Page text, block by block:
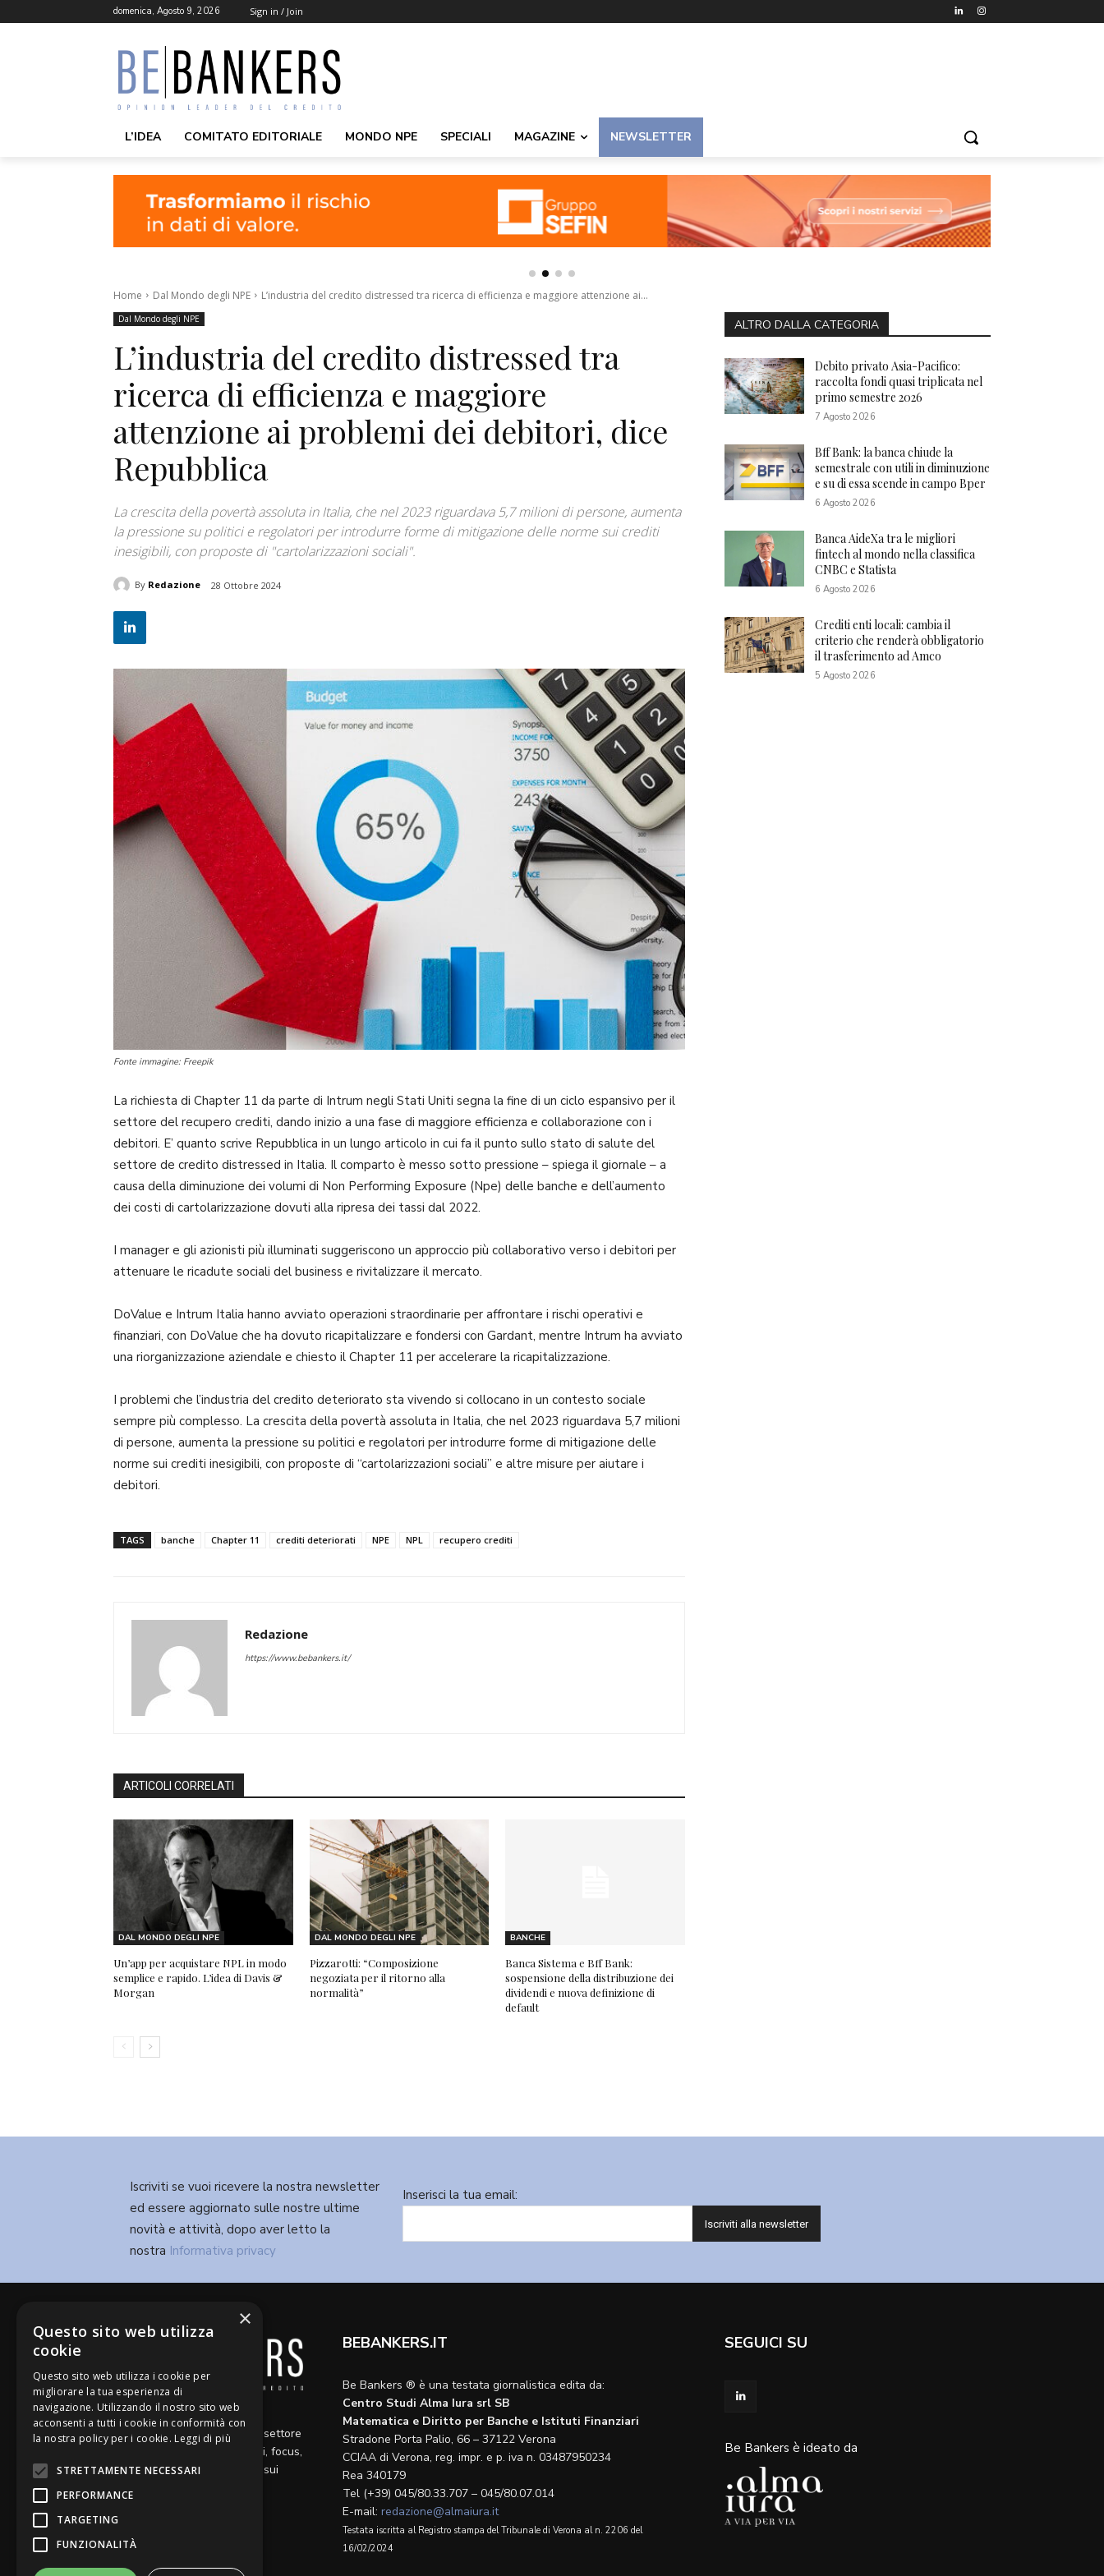
domenica, Agosto 9, 2026 Sign in / Join
L’IDEA COMITATO EDITORIALE MONDO NPE SPECIALI MAGAZINE NEWSLETTER
Home Dal Mondo degli NPE L’industria del credito distressed tra ricerca di efficienza e maggiore attenzione ai...
Dal Mondo degli NPE
L’industria del credito distressed tra
ricerca di efficienza e maggiore
attenzione ai problemi dei debitori, dice
Repubblica
La crescita della povertà assoluta in Italia, che nel 2023 riguardava 5,7 milioni di persone, aumenta
la pressione su politici e regolatori per introdurre forme di mitigazione delle norme sui crediti
inesigibili, con proposte di "cartolarizzazioni sociali".
By Redazione 28 Ottobre 2024
Fonte immagine: Freepik
La richiesta di Chapter 11 da parte di Intrum negli Stati Uniti segna la fine di un ciclo espansivo per il
settore del recupero crediti, dando inizio a una fase di maggiore efficienza e collaborazione con i
debitori. E’ quanto scrive Repubblica in un lungo articolo in cui fa il punto sullo stato di salute del
settore de credito distressed in Italia. Il comparto è messo sotto pressione – spiega il giornale – a
causa della diminuzione dei volumi di Non Performing Exposure (Npe) delle banche e dell’aumento
dei costi di cartolarizzazione dovuti alla ripresa dei tassi dal 2022.
I manager e gli azionisti più illuminati suggeriscono un approccio più collaborativo verso i debitori per
attenuare le ricadute sociali del business e rivitalizzare il mercato.
DoValue e Intrum Italia hanno avviato operazioni straordinarie per affrontare i rischi operativi e
finanziari, con DoValue che ha dovuto ricapitalizzare e fondersi con Gardant, mentre Intrum ha avviato
una riorganizzazione aziendale e chiesto il Chapter 11 per accelerare la ricapitalizzazione.
I problemi che l’industria del credito deteriorato sta vivendo si collocano in un contesto sociale
sempre più complesso. La crescita della povertà assoluta in Italia, che nel 2023 riguardava 5,7 milioni
di persone, aumenta la pressione su politici e regolatori per introdurre forme di mitigazione delle
norme sui crediti inesigibili, con proposte di “cartolarizzazioni sociali” e altre misure per aiutare i
debitori.
TAGS banche Chapter 11 crediti deteriorati NPE NPL recupero crediti
Redazione
https://www.bebankers.it/
ARTICOLI CORRELATI
DAL MONDO DEGLI NPE
Un’app per acquistare NPL in modo
semplice e rapido. L’idea di Davis &
Morgan
DAL MONDO DEGLI NPE
Pizzarotti: “Composizione
negoziata per il ritorno alla
normalità”
BANCHE
Banca Sistema e Bff Bank:
sospensione della distribuzione dei
dividendi e nuova definizione di
default
ALTRO DALLA CATEGORIA
Debito privato Asia-Pacifico:
raccolta fondi quasi triplicata nel
primo semestre 2026
7 Agosto 2026
Bff Bank: la banca chiude la
semestrale con utili in diminuzione
e su di essa scende in campo Bper
6 Agosto 2026
Banca AideXa tra le migliori
fintech al mondo nella classifica
CNBC e Statista
6 Agosto 2026
Crediti enti locali: cambia il
criterio che renderà obbligatorio
il trasferimento ad Amco
5 Agosto 2026
Iscriviti se vuoi ricevere la nostra newsletter
ed essere aggiornato sulle nostre ultime
novità e attività, dopo aver letto la
nostra Informativa privacy
Inserisci la tua email:
Diamo voce a riflessioni,
aggiornamenti e opinioni sul settore
del credito, ospitando articoli, focus,
approfondimenti e interviste sui
BEBANKERS.IT
Be Bankers ® è una testata giornalistica edita da:
Centro Studi Alma Iura srl SB
Matematica e Diritto per Banche e Istituti Finanziari
Stradone Porta Palio, 66 – 37122 Verona
CCIAA di Verona, reg. impr. e p. iva n. 03487950234
Rea 340179
Tel (+39) 045/80.33.707 – 045/80.07.014
E-mail: redazione@almaiura.it
Testata iscritta al Registro stampa del Tribunale di Verona al n. 2206 del
16/02/2024
SEGUICI SU
Be Bankers è ideato da
×
Questo sito web utilizza
cookie
Questo sito web utilizza i cookie per
migliorare la tua esperienza di
navigazione. Utilizzando il nostro sito web
acconsenti a tutti i cookie in conformità con
la nostra policy per i cookie. Leggi di più
STRETTAMENTE NECESSARI
PERFORMANCE
TARGETING
FUNZIONALITÀ